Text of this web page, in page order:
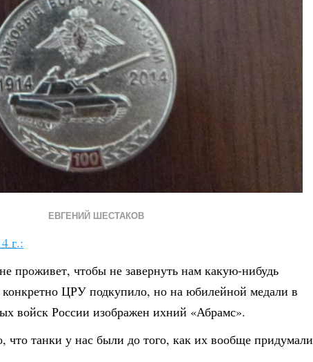
ЕВГЕНИЙ ШЕСТАКОВ
г.:
проживет, чтобы не завернуть нам какую-нибудь
ЦРУ подкупило, но на юбилейной медали в
войск России изображен ихний «Абрамс».
что танки у нас были до того, как их вообще придумали